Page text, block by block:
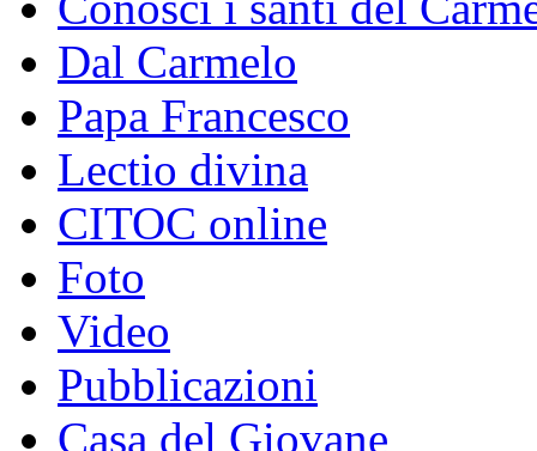
Dal Carmelo
Papa Francesco
Lectio divina
CITOC online
Foto
Video
Pubblicazioni
Casa del Giovane